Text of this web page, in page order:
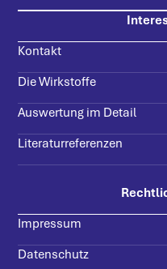
Kontakt
Die Wirkstoffe
Auswertung im Detail
Literaturreferenzen
Impressum
Datenschutz